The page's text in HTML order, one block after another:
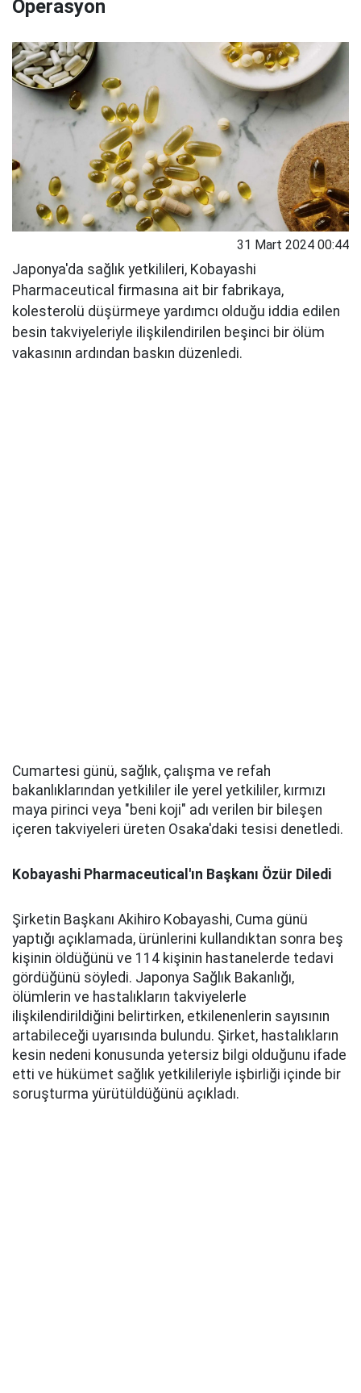
Operasyon
31 Mart 2024 00:44
Japonya'da sağlık yetkilileri, Kobayashi
Pharmaceutical firmasına ait bir fabrikaya,
kolesterolü düşürmeye yardımcı olduğu iddia edilen
besin takviyeleriyle ilişkilendirilen beşinci bir ölüm
vakasının ardından baskın düzenledi.
Cumartesi günü, sağlık, çalışma ve refah
bakanlıklarından yetkililer ile yerel yetkililer, kırmızı
maya pirinci veya "beni koji" adı verilen bir bileşen
içeren takviyeleri üreten Osaka'daki tesisi denetledi.
Kobayashi Pharmaceutical'ın Başkanı Özür Diledi
Şirketin Başkanı Akihiro Kobayashi, Cuma günü
yaptığı açıklamada, ürünlerini kullandıktan sonra beş
kişinin öldüğünü ve 114 kişinin hastanelerde tedavi
gördüğünü söyledi. Japonya Sağlık Bakanlığı,
ölümlerin ve hastalıkların takviyelerle
ilişkilendirildiğini belirtirken, etkilenenlerin sayısının
artabileceği uyarısında bulundu. Şirket, hastalıkların
kesin nedeni konusunda yetersiz bilgi olduğunu ifade
etti ve hükümet sağlık yetkilileriyle işbirliği içinde bir
soruşturma yürütüldüğünü açıkladı.